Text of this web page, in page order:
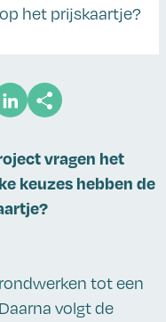
het prijskaartje?
vragen het
keuzes hebben de
tot een
volgt de